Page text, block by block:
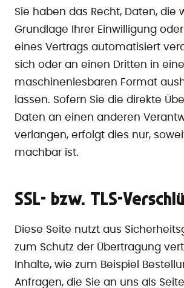
Sie haben das Recht, Daten, die
Grundlage Ihrer Einwilligung
eines Vertrags automatisiert
sich oder an einen Dritten in
maschinenlesbaren Format
lassen. Sofern Sie die direkte
Daten an einen anderen
verlangen, erfolgt dies nur,
machbar ist.
SSL- bzw. TLS-
Diese Seite nutzt aus
zum Schutz der Übertragung
Inhalte, wie zum Beispiel
Anfragen, die Sie an uns als